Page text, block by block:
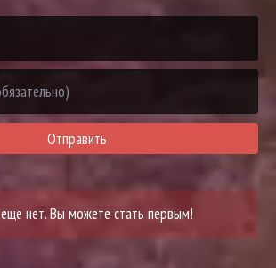
Отправить
нет. Вы можете стать первым!